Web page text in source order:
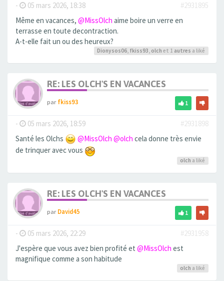
- 05 mars 2026, 18:38
#2931895
Même en vacances, @MissOlch aime boire un verre en
terrasse en toute decontraction.
A-t-elle fait un ou des heureux?
Dionysos06 fkiss93 olch et 1 autres a liké
RE: LES OLCH'S EN VACANCES
parfkiss93 1
- 05 mars 2026, 18:59
#2931898
Santé les Olchs
@MissOlch @olch cela donne très envie
de trinquer avec vous
olch a liké
RE: LES OLCH'S EN VACANCES
parDavid45 1
- 05 mars 2026, 22:29
#2931958
J'espère que vous avez bien profité et @MissOlch est
magnifique comme a son habitude
olch a liké